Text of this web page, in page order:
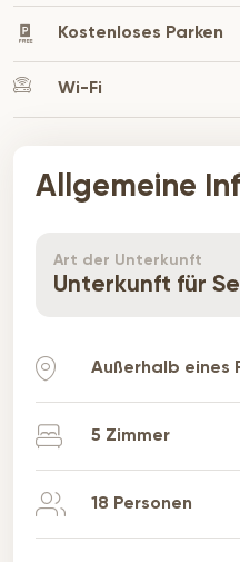
Kostenloses Parken
Wi-Fi
Allgemeine
Art der Unterkunft
Unterkunft für
Außerhalb eines
5 Zimmer
18 Personen